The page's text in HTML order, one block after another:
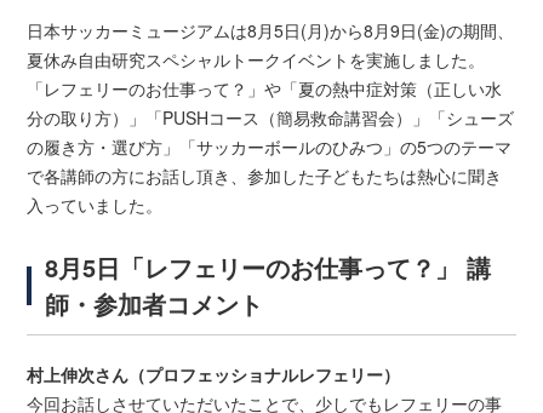
日本サッカーミュージアムは8月5日(月)から8月9日(金)の期間、
夏休み自由研究スペシャルトークイベントを実施しました。
「レフェリーのお仕事って？」や「夏の熱中症対策（正しい水
分の取り方）」「PUSHコース（簡易救命講習会）」「シューズ
の履き方・選び方」「サッカーボールのひみつ」の5つのテーマ
で各講師の方にお話し頂き、参加した子どもたちは熱心に聞き
入っていました。
8月5日「レフェリーのお仕事って？」 講
師・参加者コメント
村上伸次さん（プロフェッショナルレフェリー）
今回お話しさせていただいたことで、少しでもレフェリーの事